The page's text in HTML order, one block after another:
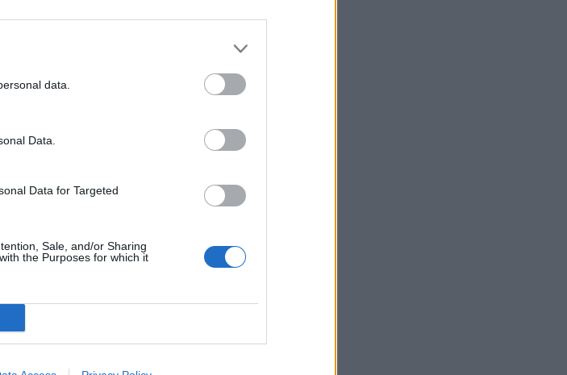
data.
Data.
Data for Targeted
Sale, and/or Sharing
the Purposes for which it
Vstupné na Novák ano či ne?